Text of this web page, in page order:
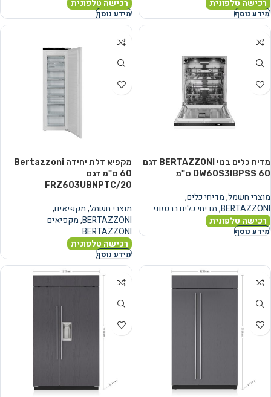
רכישה טלפונית
מידע נוסף
רכישה טלפונית
מידע נוסף
מדיח כלים בנוי BERTAZZONI דגם
DW60S3IBPSS 60 ס"מ
מוצרי חשמל,מדיחי כלים,
BERTAZZONI
,מדיחי כלים ברטזוני
רכישה טלפונית
מידע נוסף
מקפיא דלת יחידה Bertazzoni
60 ס"מ דגם
FRZ603UBNPTC/20
מוצרי חשמל,מקפיאים,
BERTAZZONI
,מקפיאים
BERTAZZONI
רכישה טלפונית
מידע נוסף